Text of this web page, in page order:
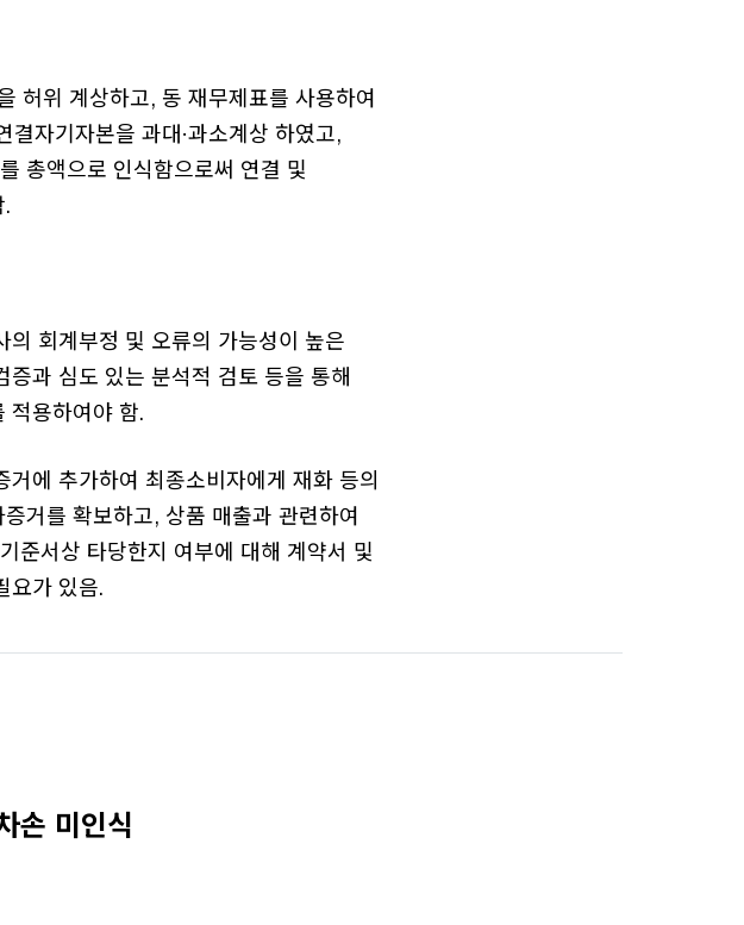
허위 계상하고, 동 재무제표를 사용하여
자기자본을 과대·과소계상 하였고,
총액으로 인식함으로써 연결 및
회계부정 및 오류의 가능성이 높은
과 심도 있는 분석적 검토 등을 통해
적용하여야 함.
에 추가하여 최종소비자에게 재화 등의
거를 확보하고, 상품 매출과 관련하여
준서상 타당한지 여부에 대해 계약서 및
요가 있음.
손 미인식